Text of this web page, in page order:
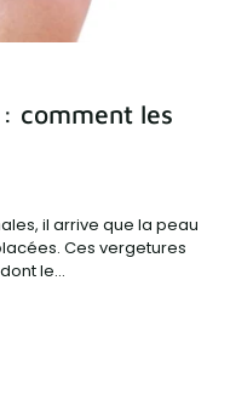
comment les
il arrive que la peau
Ces vergetures
le...